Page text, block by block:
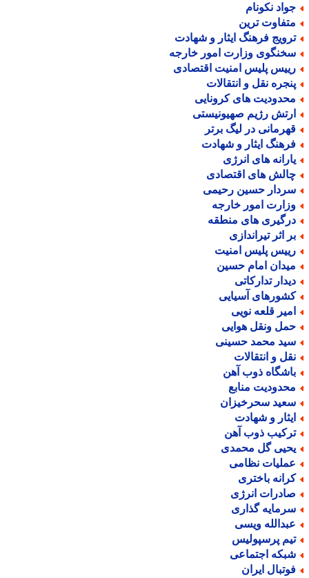
نکونام
ترین
فرهنگ ایثار و شهادت
وزارت امور خارجه
پلیس امنیت اقتصادی
نقل و انتقالات
های کرونایی
رژیم صهیونیستی
در لیگ برتر
ایثار و شهادت
های انرژی
های اقتصادی
حسین رحیمی
امور خارجه
های منطقه
اثر تیراندازی
پلیس امنیت
امام حسین
تدارکاتی
آسیایی
قلعه نویی
ونقل هوایی
محمد حسینی
و انتقالات
ذوب آهن
منابع
سحرخیزان
و شهادت
ذوب آهن
گل محمدی
نظامی
باختری
انرژی
گذاری
ویسی
پرسپولیس
اجتماعی
ایران